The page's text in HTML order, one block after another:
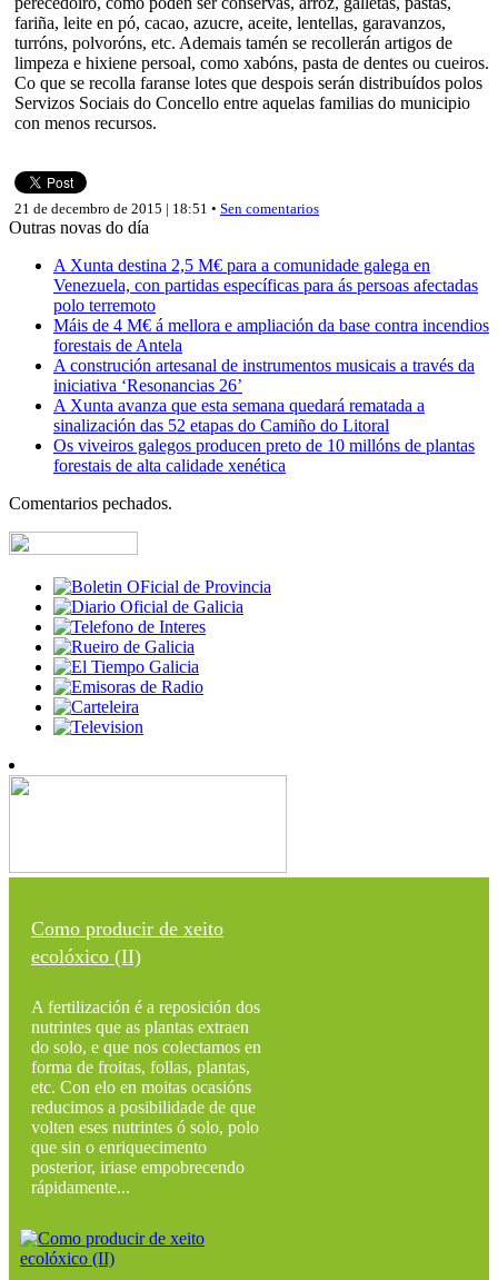
fariña, leite en pó, cacao, azucre, aceite, lentellas, garavanzos,
turróns, polvoróns, etc. Ademais tamén se recollerán artigos de
limpeza e hixiene persoal, como xabóns, pasta de dentes ou cueiros.
Co que se recolla faranse lotes que despois serán distribuídos polos
Servizos Sociais do Concello entre aquelas familias do municipio
con menos recursos.
21 de decembro de 2015 | 18:51 • Sen comentarios
Outras novas do día
A Xunta destina 2,5 M€ para a comunidade galega en
Venezuela, con partidas específicas para ás persoas afectadas
polo terremoto
Máis de 4 M€ á mellora e ampliación da base contra incendios
forestais de Antela
A construción artesanal de instrumentos musicais a través da
iniciativa ‘Resonancias 26’
A Xunta avanza que esta semana quedará rematada a
sinalización das 52 etapas do Camiño do Litoral
Os viveiros galegos producen preto de 10 millóns de plantas
forestais de alta calidade xenética
Comentarios pechados.
Como producir de xeito
ecolóxico (II)
A fertilización é a reposición dos
nutrintes que as plantas extraen
do solo, e que nos colectamos en
forma de froitas, follas, plantas,
etc. Con elo en moitas ocasións
reducimos a posibilidade de que
volten eses nutrintes ó solo, polo
que sin o enriquecimento
posterior, iriase empobrecendo
rápidamente...